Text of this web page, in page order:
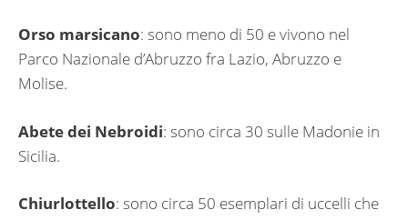
Orso marsicano: sono meno di 50 e vivono nel
Parco Nazionale d’Abruzzo fra Lazio, Abruzzo e
Molise.
Abete dei Nebroidi: sono circa 30 sulle Madonie in
Sicilia.
Chiurlottello: sono circa 50 esemplari di uccelli che